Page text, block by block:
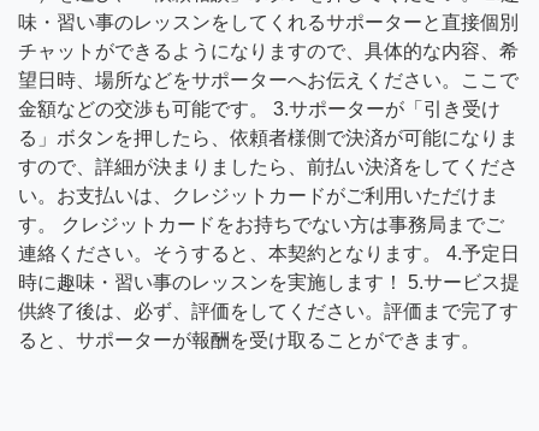
味・習い事のレッスンをしてくれるサポーターと直接個別
チャットができるようになりますので、具体的な内容、希
望日時、場所などをサポーターへお伝えください。ここで
金額などの交渉も可能です。 3.サポーターが「引き受け
る」ボタンを押したら、依頼者様側で決済が可能になりま
すので、詳細が決まりましたら、前払い決済をしてくださ
い。お支払いは、クレジットカードがご利用いただけま
す。 クレジットカードをお持ちでない方は事務局までご
連絡ください。そうすると、本契約となります。 4.予定日
時に趣味・習い事のレッスンを実施します！ 5.サービス提
供終了後は、必ず、評価をしてください。評価まで完了す
ると、サポーターが報酬を受け取ることができます。